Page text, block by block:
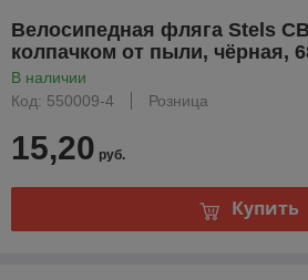
Велосипедная фляга Stels
колпачком от пыли, чёрная,
В наличии
Код: 550009-4
Розница
15,20 руб.
Купить